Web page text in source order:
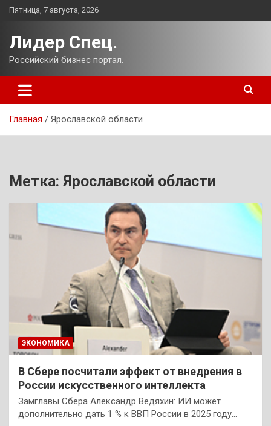
Перейти
Пятница, 7 августа, 2026
Лидер Спец.
Российский бизнес портал.
Главная Ярославской области
Метка: Ярославской области
ЭКОНОМИКА
В Сбере посчитали эффект от внедрения в
России искусственного интеллекта
Замглавы Сбера Александр Ведяхин: ИИ может
дополнительно дать 1 % к ВВП России в 2025 году…